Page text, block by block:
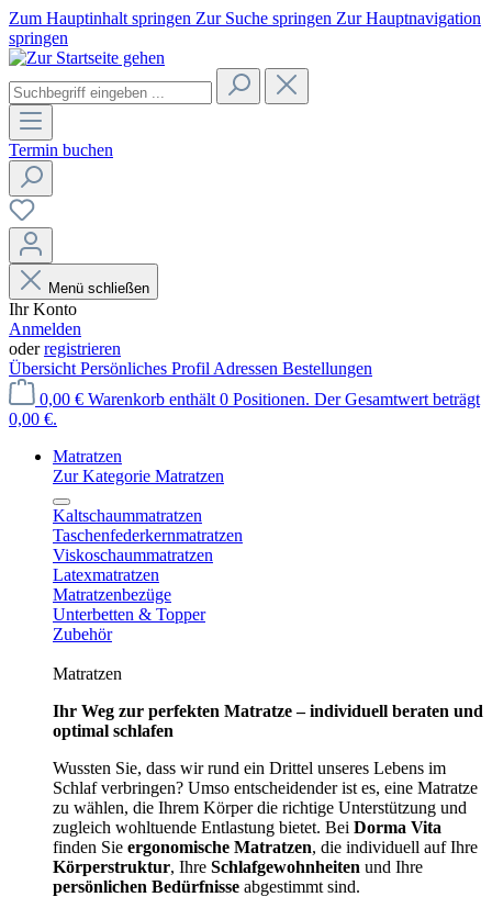
Zum Hauptinhalt springen Zur Suche springen Zur Hauptnavigation
springen
Termin buchen
Menü schließen
Ihr Konto
Anmelden
oderregistrieren
Übersicht Persönliches Profil Adressen Bestellungen
0,00 € Warenkorb enthält 0 Positionen. Der Gesamtwert beträgt
0,00 €.
Matratzen
Zur Kategorie Matratzen
Kaltschaummatratzen
Taschenfederkernmatratzen
Viskoschaummatratzen
Latexmatratzen
Matratzenbezüge
Unterbetten & Topper
Zubehör
Matratzen
Ihr Weg zur perfekten Matratze – individuell beraten und
optimal schlafen
Wussten Sie, dass wir rund ein Drittel unseres Lebens im
Schlaf verbringen? Umso entscheidender ist es, eine Matratze
zu wählen, die Ihrem Körper die richtige Unterstützung und
zugleich wohltuende Entlastung bietet. Bei Dorma Vita
finden Sie ergonomische Matratzen, die individuell auf Ihre
Körperstruktur, Ihre Schlafgewohnheiten und Ihre
persönlichen Bedürfnisse abgestimmt sind.